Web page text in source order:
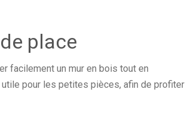
place
facilement un mur en bois tout en
pour les petites pièces, afin de profiter